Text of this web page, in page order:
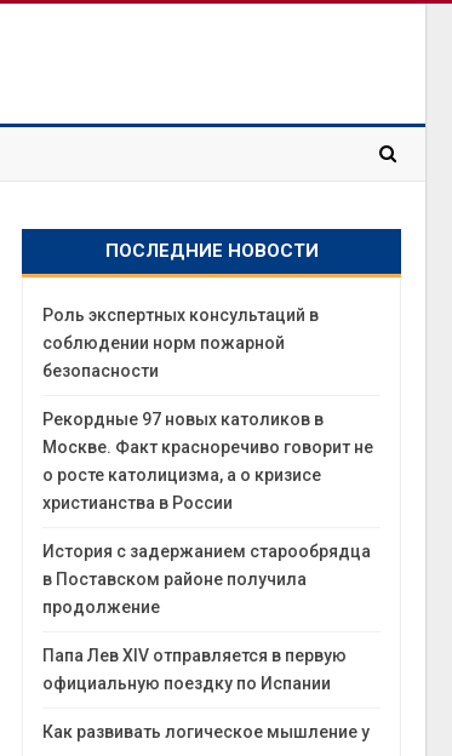
ПОСЛЕДНИЕ НОВОСТИ
Роль экспертных консультаций в
соблюдении норм пожарной
безопасности
Рекордные 97 новых католиков в
Москве. Факт красноречиво говорит не
о росте католицизма, а о кризисе
христианства в России
История с задержанием старообрядца
в Поставском районе получила
продолжение
Папа Лев XIV отправляется в первую
официальную поездку по Испании
Как развивать логическое мышление у